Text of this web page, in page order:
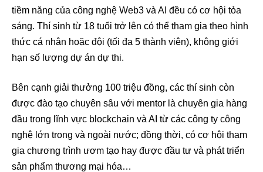
tiềm năng của công nghệ Web3 và AI đều có cơ hội tỏa
sáng. Thí sinh từ 18 tuổi trở lên có thể tham gia theo hình
thức cá nhân hoặc đội (tối đa 5 thành viên), không giới
hạn số lượng dự án dự thi.
Bên cạnh giải thưởng 100 triệu đồng, các thí sinh còn
được đào tạo chuyên sâu với mentor là chuyên gia hàng
đầu trong lĩnh vực blockchain và AI từ các công ty công
nghệ lớn trong và ngoài nước; đồng thời, có cơ hội tham
gia chương trình ươm tạo hay được đầu tư và phát triển
sản phẩm thương mại hóa…